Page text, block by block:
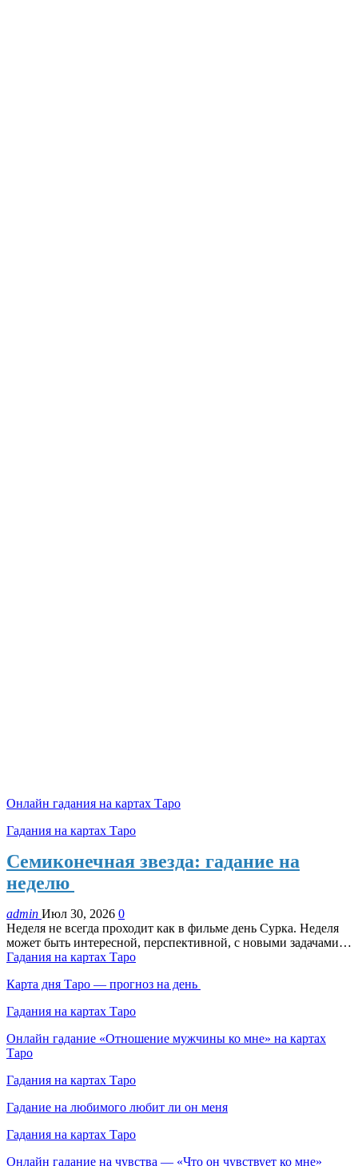
Онлайн гадания на картах Таро
Гадания на картах Таро
Семиконечная звезда: гадание на
неделю
admin Июл 30, 2026 0
Неделя не всегда проходит как в фильме день Сурка. Неделя
может быть интересной, перспективной, с новыми задачами…
Гадания на картах Таро
Карта дня Таро — прогноз на день
Гадания на картах Таро
Онлайн гадание «Отношение мужчины ко мне» на картах
Таро
Гадания на картах Таро
Гадание на любимого любит ли он меня
Гадания на картах Таро
Онлайн гадание на чувства — «Что он чувствует ко мне»